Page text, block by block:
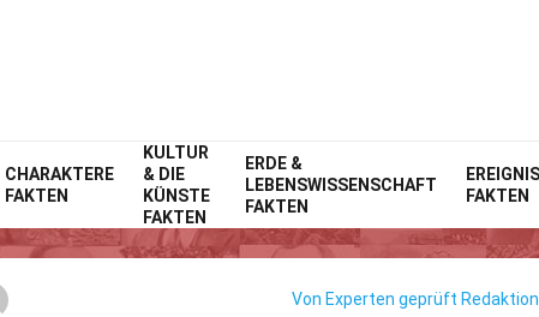
CHARAKTERE
FAKTEN
KULTUR
& DIE
KÜNSTE
FAKTEN
ERDE &
LEBENSWISSENSCHAFT
FAKTEN
FAKTEN
Home WeltFakten
27 Fakten Über Albarracín
Von Experten geprüft